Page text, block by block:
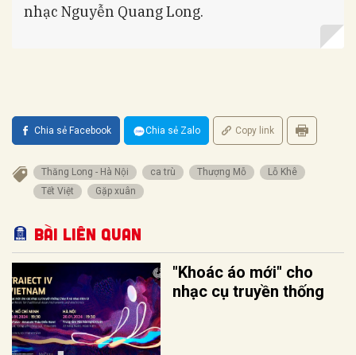
nhạc Nguyễn Quang Long.
Chia sẻ Facebook Chia sẻ Zalo Copy link
Thăng Long - Hà Nội ca trù Thượng Mỗ
Lỗ Khê
Tết Việt
Gặp xuân
Bài liên quan
"Khoác áo mới" cho
nhạc cụ truyền thống